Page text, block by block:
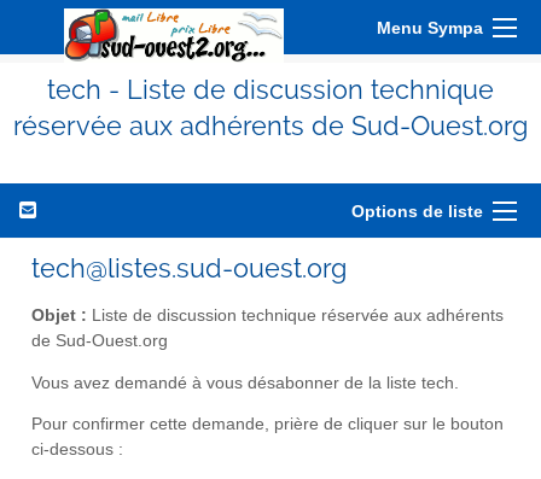
Menu Sympa
tech - Liste de discussion technique
réservée aux adhérents de Sud-Ouest.org
Options de liste
tech@listes.sud-ouest.org
Objet : Liste de discussion technique réservée aux adhérents
de Sud-Ouest.org
Vous avez demandé à vous désabonner de la liste tech.
Pour confirmer cette demande, prière de cliquer sur le bouton
ci-dessous :